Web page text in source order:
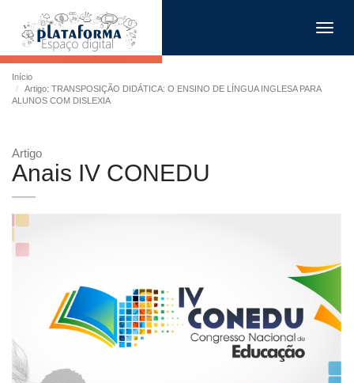
Início
Artigo: TRANSPOSIÇÃO DIDÁTICA: O ENSINO DE LÍNGUA INGLESA PARA
ALUNOS COM DISLEXIA
Artigo
Anais IV CONEDU